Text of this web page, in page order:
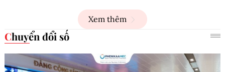
Xem thêm
Chuyển đổi số